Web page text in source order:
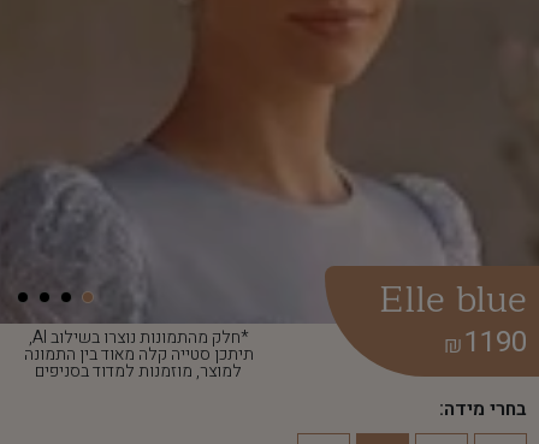
*חלק מהתמונות נוצרו בשילוב AI,
תיתכן סטייה קלה מאוד בין התמונה
למוצר, מוזמנות למדוד בסניפים
Elle blue
1190
₪
בחרי מידה: